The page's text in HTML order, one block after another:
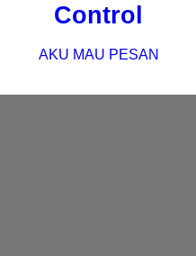
Control
AKU MAU PESAN